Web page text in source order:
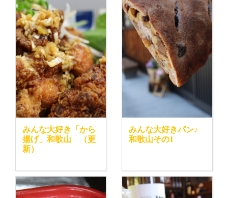
みんな大好き「から
揚げ」和歌山 （更
新）
みんな大好きパン♪
和歌山その1